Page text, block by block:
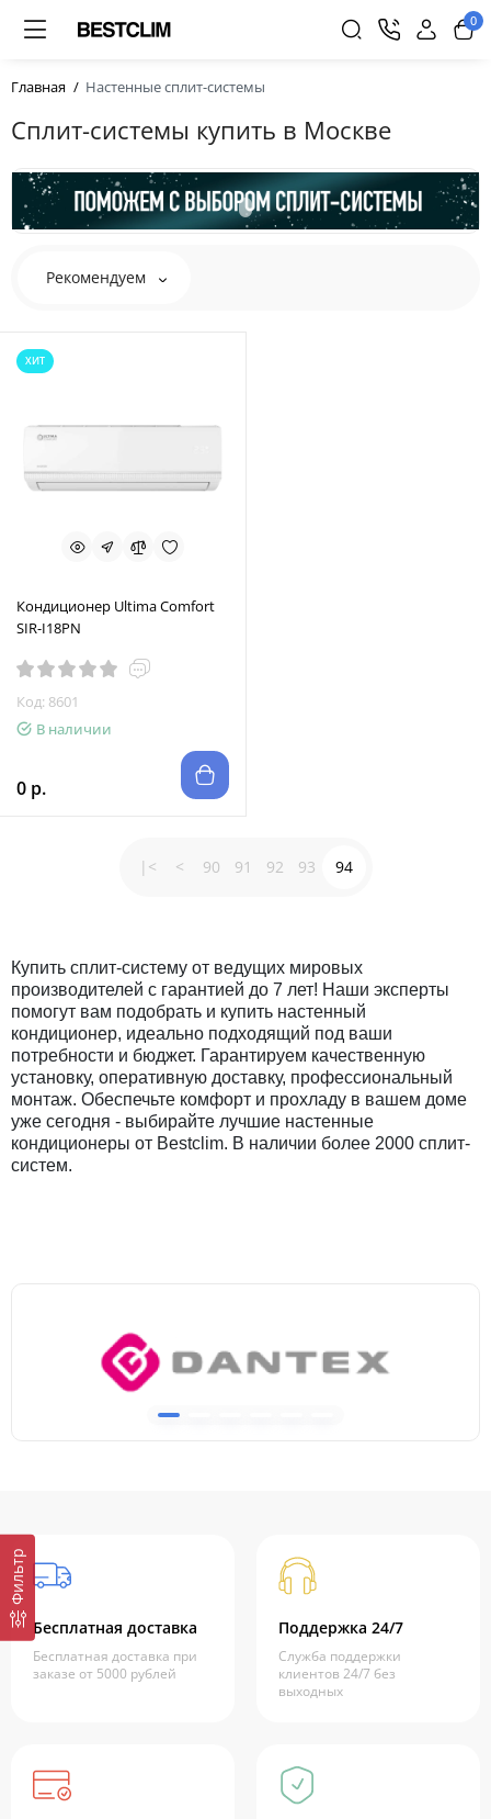
0
Главная Настенные сплит-системы
Cплит-системы купить в Москве
Фильтр
Рекомендуем
ХИТ
Кондиционер Ultima Comfort
SIR-I18PN
Код: 8601
В наличии
0 р.
|< < 90 91 92 93 94
Купить сплит-систему от ведущих мировых
производителей с гарантией до 7 лет! Наши эксперты
помогут вам подобрать и купить настенный
кондиционер, идеально подходящий под ваши
потребности и бюджет. Гарантируем качественную
установку, оперативную доставку, профессиональный
монтаж. Обеспечьте комфорт и прохладу в вашем доме
уже сегодня - выбирайте лучшие настенные
кондиционеры от Bestclim. В наличии более 2000 сплит-
систем.
Бесплатная доставка
Бесплатная доставка при
заказе от 5000 рублей
Поддержка 24/7
Служба поддержки
клиентов 24/7 без
выходных